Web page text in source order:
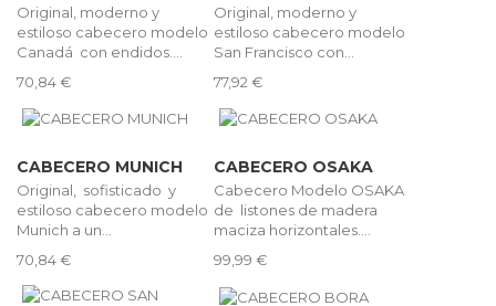
Original, moderno y
estiloso cabecero modelo
Canadá con endidos....
70,84 €
Original, moderno y
estiloso cabecero modelo
San Francisco con...
77,92 €
CABECERO MUNICH
Original, sofisticado y
estiloso cabecero modelo
Munich a un...
70,84 €
CABECERO OSAKA
Cabecero Modelo OSAKA
de listones de madera
maciza horizontales....
99,99 €